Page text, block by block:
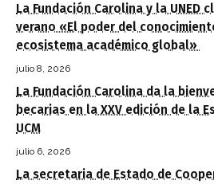
La Fundación Carolina y la UNED
verano «El poder del
ecosistema académico global»
julio 8, 2026
La Fundación Carolina da la
becarias en la XXV edición de la
UCM
julio 6, 2026
La secretaria de Estado de